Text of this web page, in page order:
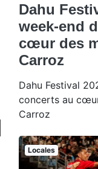
Dahu
week-end
cœur des
Carroz
Dahu Festival
concerts au
Carroz
Locales